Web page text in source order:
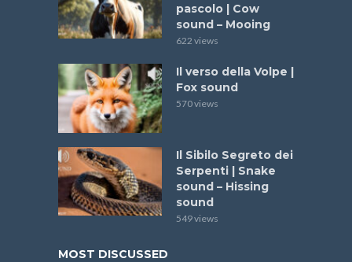
pascolo | Cow
sound – Mooing
622 views
Il verso della Volpe |
Fox sound
570 views
Il Sibilo Segreto dei
Serpenti | Snake
sound – Hissing
sound
549 views
MOST DISCUSSED